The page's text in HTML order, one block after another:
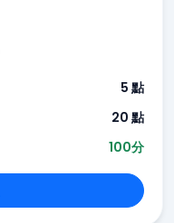
5 點
20 點
100分